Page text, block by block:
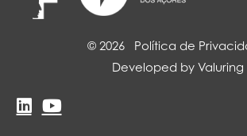
© 2026 Política de
Developed by Valuring